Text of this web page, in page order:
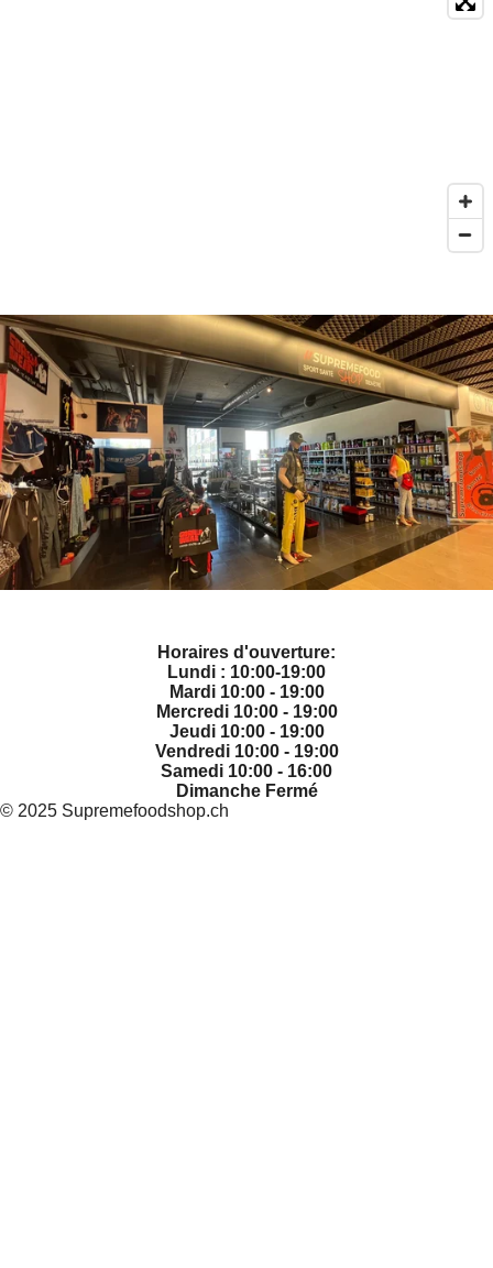
Horaires d'ouverture:
Lundi : 10:00-19:00
Mardi 10:00 - 19:00
Mercredi 10:00 - 19:00
Jeudi 10:00 - 19:00
Vendredi 10:00 - 19:00
Samedi 10:00 - 16:00
Dimanche Fermé
© 2025 Supremefoodshop.ch